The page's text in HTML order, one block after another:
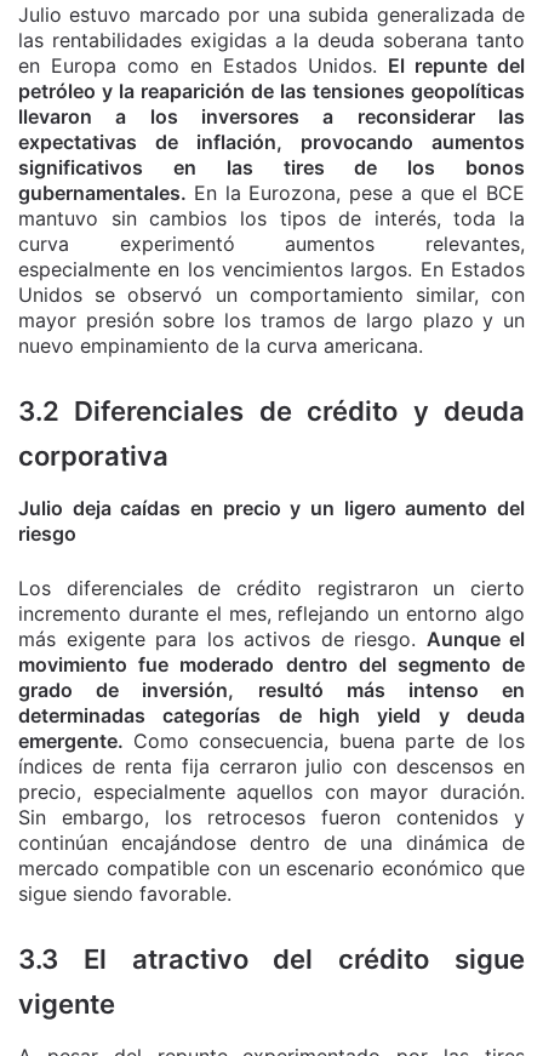
Julio estuvo marcado por una subida generalizada de
las rentabilidades exigidas a la deuda soberana tanto
en Europa como en Estados Unidos. El repunte del
petróleo y la reaparición de las tensiones geopolíticas
llevaron a los inversores a reconsiderar las
expectativas de inflación, provocando aumentos
significativos en las tires de los bonos
gubernamentales. En la Eurozona, pese a que el BCE
mantuvo sin cambios los tipos de interés, toda la
curva experimentó aumentos relevantes,
especialmente en los vencimientos largos. En Estados
Unidos se observó un comportamiento similar, con
mayor presión sobre los tramos de largo plazo y un
nuevo empinamiento de la curva americana.
3.2 Diferenciales de crédito y deuda
corporativa
Julio deja caídas en precio y un ligero aumento del
riesgo
Los diferenciales de crédito registraron un cierto
incremento durante el mes, reflejando un entorno algo
más exigente para los activos de riesgo. Aunque el
movimiento fue moderado dentro del segmento de
grado de inversión, resultó más intenso en
determinadas categorías de high yield y deuda
emergente. Como consecuencia, buena parte de los
índices de renta fija cerraron julio con descensos en
precio, especialmente aquellos con mayor duración.
Sin embargo, los retrocesos fueron contenidos y
continúan encajándose dentro de una dinámica de
mercado compatible con un escenario económico que
sigue siendo favorable.
3.3 El atractivo del crédito sigue
vigente